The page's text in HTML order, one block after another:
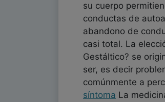
su cuerpo
conductas de
abandono de
casi total. La
Gestáltico? se
ser, es decir
comúnmente a
síntoma La